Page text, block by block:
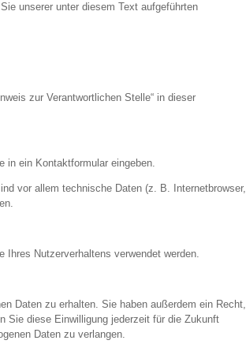
unserer unter diesem Text aufgeführten
zur Verantwortlichen Stelle“ in dieser
in ein Kontaktformular eingeben.
vor allem technische Daten (z. B. Internetbrowser,
Ihres Nutzerverhaltens verwendet werden.
Daten zu erhalten. Sie haben außerdem ein Recht,
Sie diese Einwilligung jederzeit für die Zukunft
Daten zu verlangen.